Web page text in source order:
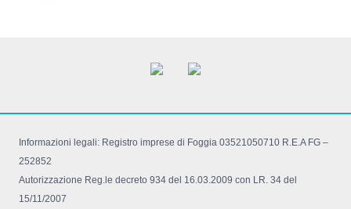
Informazioni legali: Registro imprese di Foggia 03521050710 R.E.A FG –
252852
Autorizzazione Reg.le decreto 934 del 16.03.2009 con LR. 34 del
15/11/2007